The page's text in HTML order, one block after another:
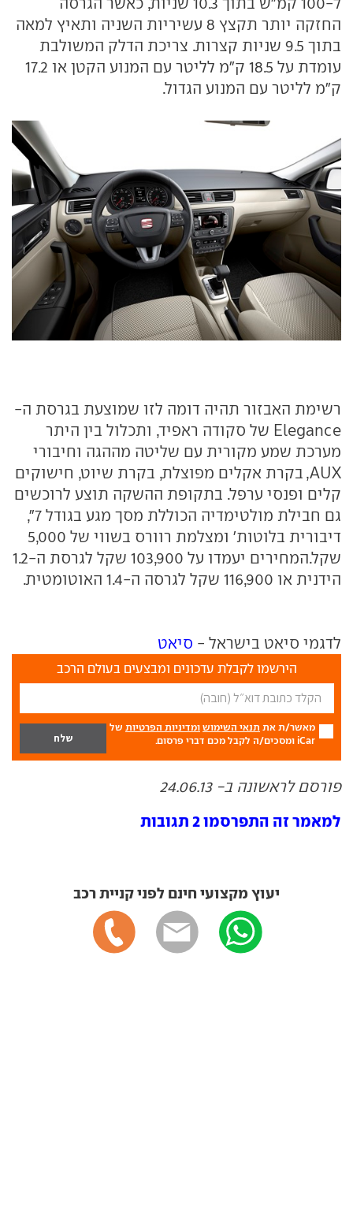
החזקה יותר תקצץ 8 עשיריות השניה ותאיץ למאה
בתוך 9.5 שניות קצרות. צריכת הדלק המשולבת
עומדת על 18.5 ק"מ לליטר עם המנוע הקטן או 17.2
ק"מ לליטר עם המנוע הגדול.
רשימת האבזור תהיה דומה לזו שמוצעת בגרסת ה-
Elegance של סקודה ראפיד, ותכלול בין היתר
מערכת שמע מקורית עם שליטה מההגה וחיבורי
AUX, בקרת אקלים מפוצלת, בקרת שיוט, חישוקים
קלים ופנסי ערפל. בתקופת ההשקה תוצע לרוכשים
גם חבילת מולטימדיה הכוללת מסך מגע בגודל 7",
דיבורית בלוטות' ומצלמת רוורס בשווי של 5,000
שקל.המחירים יעמדו על 103,900 שקל לגרסת ה-1.2
הידנית או 116,900 שקל לגרסה ה-1.4 האוטומטית.
לדגמי סיאט בישראל - סיאט
הירשמו לקבלת עדכונים ומבצעים בעולם הרכב
מאשר/ת את תנאי השימוש ומדיניות הפרטיות של
iCar ומסכים/ה לקבל מכם דברי פרסום.
פורסם לראשונה ב- 24.06.13
למאמר זה התפרסמו 2 תגובות
יעוץ מקצועי חינם לפני קניית רכב